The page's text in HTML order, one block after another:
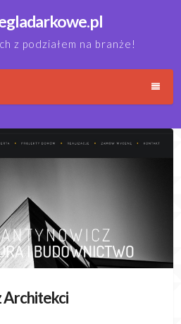
z podziałem na branże!
Architekci